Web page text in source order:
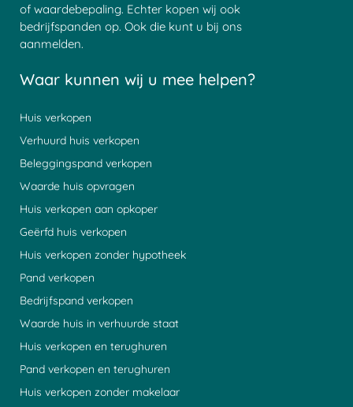
of waardebepaling. Echter kopen wij ook
bedrijfspanden op. Ook die kunt u bij ons
aanmelden.
Waar kunnen wij u mee helpen?
Huis verkopen
Verhuurd huis verkopen
Beleggingspand verkopen
Waarde huis opvragen
Huis verkopen aan opkoper
Geërfd huis verkopen
Huis verkopen zonder hypotheek
Pand verkopen
Bedrijfspand verkopen
Waarde huis in verhuurde staat
Huis verkopen en terughuren
Pand verkopen en terughuren
Huis verkopen zonder makelaar